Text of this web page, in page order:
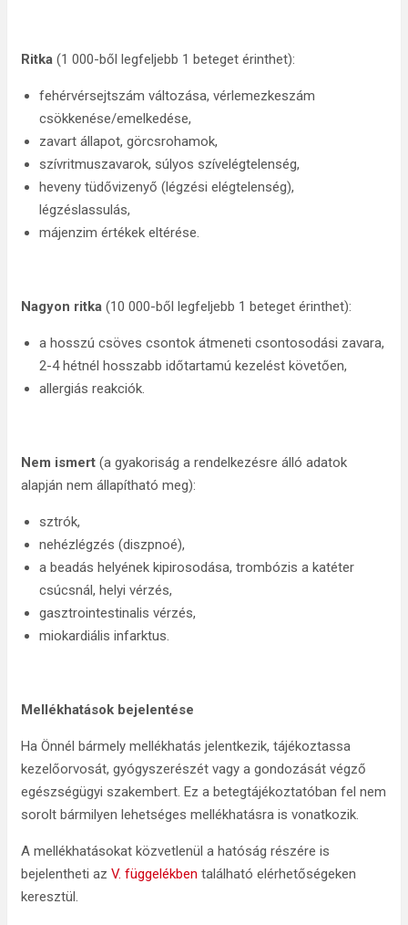
Ritka (1 000-ből legfeljebb 1 beteget érinthet):
fehérvérsejtszám változása, vérlemezkeszám
csökkenése/emelkedése,
zavart állapot, görcsrohamok,
szívritmuszavarok, súlyos szívelégtelenség,
heveny tüdővizenyő (légzési elégtelenség),
légzéslassulás,
májenzim értékek eltérése.
Nagyon ritka (10 000-ből legfeljebb 1 beteget érinthet):
a hosszú csöves csontok átmeneti csontosodási zavara,
2-4 hétnél hosszabb időtartamú kezelést követően,
allergiás reakciók.
Nem ismert (a gyakoriság a rendelkezésre álló adatok
alapján nem állapítható meg):
sztrók,
nehézlégzés (diszpnoé),
a beadás helyének kipirosodása, trombózis a katéter
csúcsnál, helyi vérzés,
gasztrointestinalis vérzés,
miokardiális infarktus.
Mellékhatások bejelentése
Ha Önnél bármely mellékhatás jelentkezik, tájékoztassa
kezelőorvosát, gyógyszerészét vagy a gondozását végző
egészségügyi szakembert. Ez a betegtájékoztatóban fel nem
sorolt bármilyen lehetséges mellékhatásra is vonatkozik.
A mellékhatásokat közvetlenül a hatóság részére is
bejelentheti az V. függelékben található elérhetőségeken
keresztül.